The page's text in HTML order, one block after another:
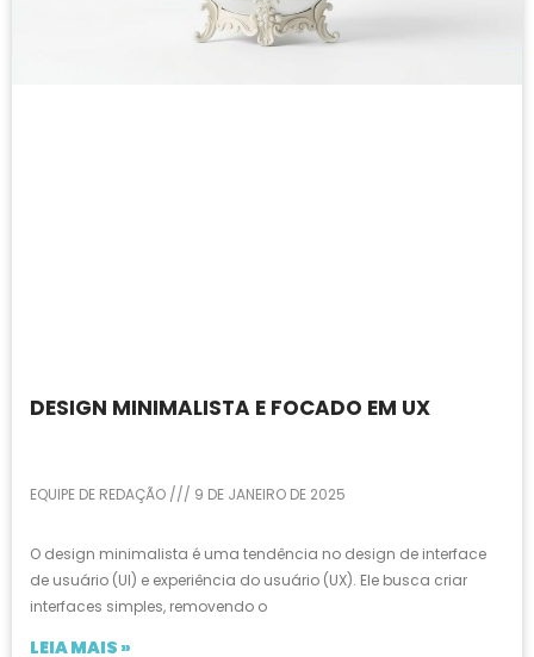
DESIGN MINIMALISTA E FOCADO EM UX
EQUIPE DE REDAÇÃO 9 DE JANEIRO DE 2025
O design minimalista é uma tendência no design de interface
de usuário (UI) e experiência do usuário (UX). Ele busca criar
interfaces simples, removendo o
LEIA MAIS »